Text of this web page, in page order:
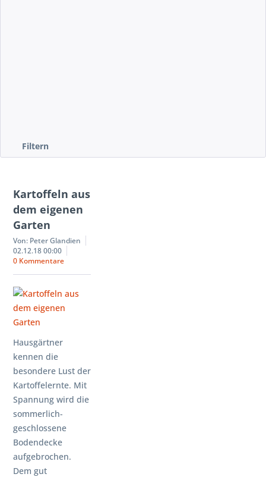
Filtern
Kartoffeln aus
dem eigenen
Garten
Von: Peter Glandien
02.12.18 00:00
0 Kommentare
Hausgärtner
kennen die
besondere Lust der
Kartoffelernte. Mit
Spannung wird die
sommerlich-
geschlossene
Bodendecke
aufgebrochen.
Dem gut